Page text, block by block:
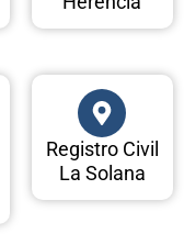
Registro Civil
La Solana